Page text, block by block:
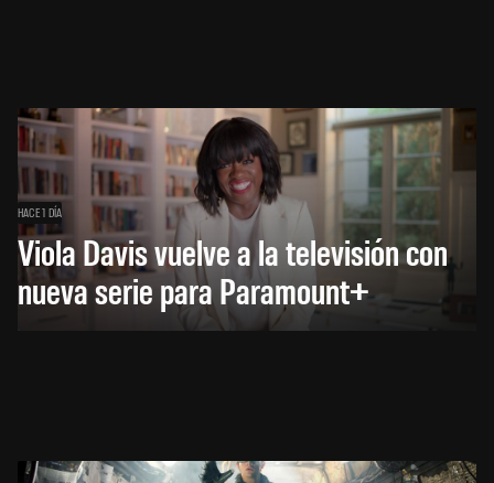
HACE 1 DÍA
Viola Davis vuelve a la televisión con
nueva serie para Paramount+